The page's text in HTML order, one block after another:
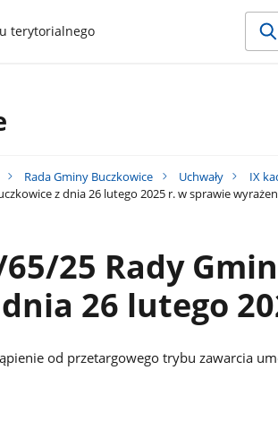
terytorialnego
Rada Gminy Buczkowice Uchwały
IX
z dnia 26 lutego 2025 r. w sprawie
25 Rady
26 lutego
od przetargowego trybu zawarcia